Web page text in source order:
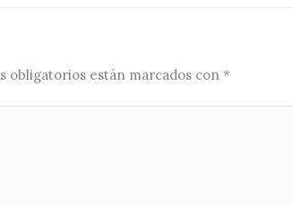
obligatorios están marcados con *